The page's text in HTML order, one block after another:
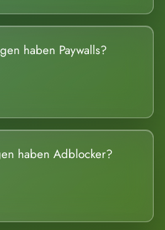
haben Paywalls?
haben Adblocker?